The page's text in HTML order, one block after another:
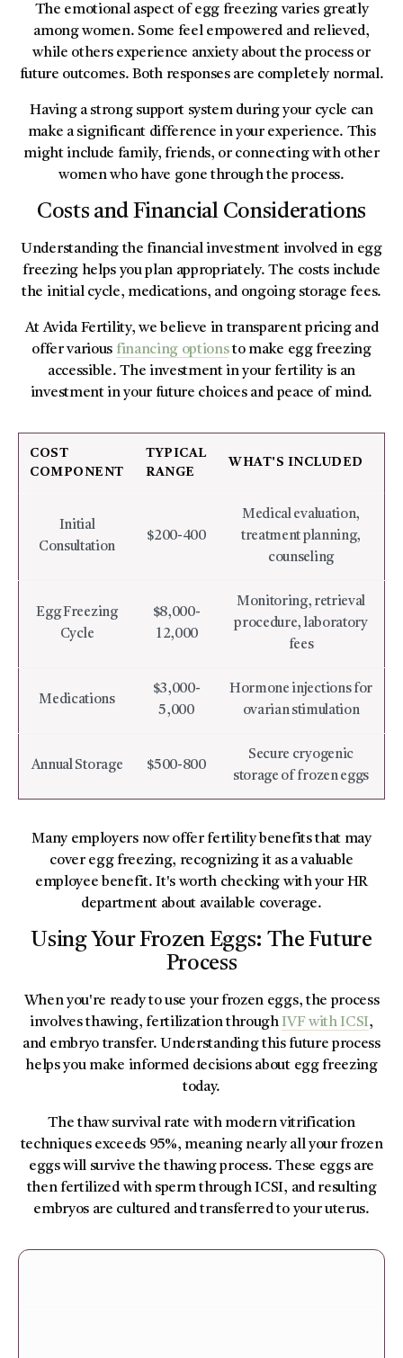
The emotional aspect of egg freezing varies greatly
among women. Some feel empowered and relieved,
while others experience anxiety about the process or
future outcomes. Both responses are completely normal.
Having a strong support system during your cycle can
make a significant difference in your experience. This
might include family, friends, or connecting with other
women who have gone through the process.
Costs and Financial Considerations
Understanding the financial investment involved in egg
freezing helps you plan appropriately. The costs include
the initial cycle, medications, and ongoing storage fees.
At Avida Fertility, we believe in transparent pricing and
offer various financing optionsto make egg freezing
accessible. The investment in your fertility is an
investment in your future choices and peace of mind.
COST
COMPONENT
TYPICAL
RANGE
WHAT'S INCLUDED
Initial
Consultation
$200-400
Medical evaluation,
treatment planning,
counseling
Egg Freezing
Cycle
$8,000-
12,000
Monitoring, retrieval
procedure, laboratory
fees
Medications
$3,000-
5,000
Hormone injections for
ovarian stimulation
Annual Storage $500-800
Secure cryogenic
storage of frozen eggs
Many employers now offer fertility benefits that may
cover egg freezing, recognizing it as a valuable
employee benefit. It's worth checking with your HR
department about available coverage.
Using Your Frozen Eggs: The Future
Process
When you're ready to use your frozen eggs, the process
involves thawing, fertilization throughIVF with ICSI,
and embryo transfer. Understanding this future process
helps you make informed decisions about egg freezing
today.
The thaw survival rate with modern vitrification
techniques exceeds 95%, meaning nearly all your frozen
eggs will survive the thawing process. These eggs are
then fertilized with sperm through ICSI, and resulting
embryos are cultured and transferred to your uterus.